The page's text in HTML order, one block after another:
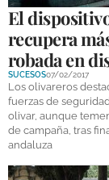
El
recupera
robada en
SUCESOS07/02/2017
Los olivareros
fuerzas de
olivar, aunque
de campaña, tras
andaluza